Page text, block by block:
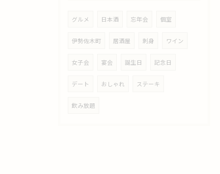
グルメ 日本酒 忘年会 個室
伊勢佐木町 居酒屋 刺身 ワイン
女子会 宴会 誕生日 記念日
デート おしゃれ ステーキ
飲み放題